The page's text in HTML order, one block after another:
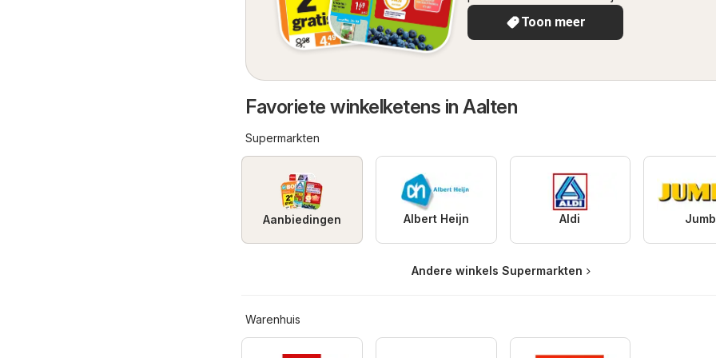
Toon meer
Favoriete winkelketens in Aalten
Supermarkten
Aanbiedingen Albert Heijn Aldi
Andere winkels Supermarkten
Warenhuis